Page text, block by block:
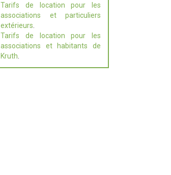
Tarifs de location pour les
associations et particuliers
extérieurs
Tarifs de location pour les
associations et habitants de
Kruth